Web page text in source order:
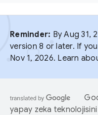
Reminder: By Aug 31,
version 8 or later. If
Nov 1, 2026. Learn
yapay zeka